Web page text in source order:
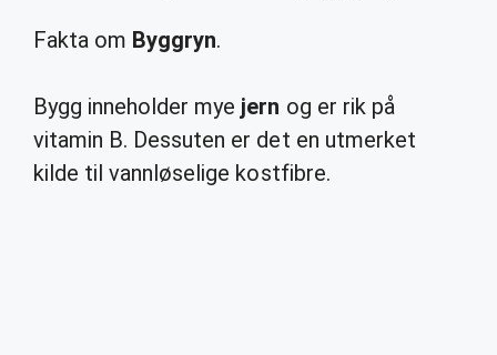
Fakta om Byggryn.
Bygg inneholder mye jern og er rik på
vitamin B. Dessuten er det en utmerket
kilde til vannløselige kostfibre.